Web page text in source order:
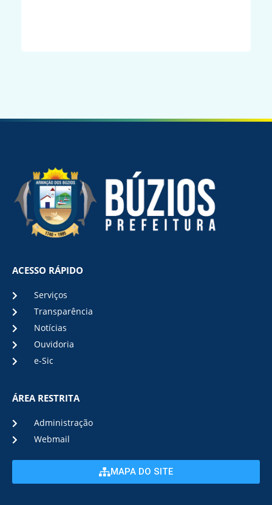
ACESSO RÁPIDO
Serviços
Transparência
Notícias
Ouvidoria
e-Sic
ÁREA RESTRITA
Administração
Webmail
MAPA DO SITE